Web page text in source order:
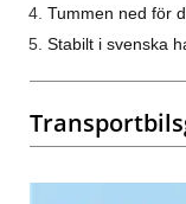
Tummen ned för
Stabilt i svenska